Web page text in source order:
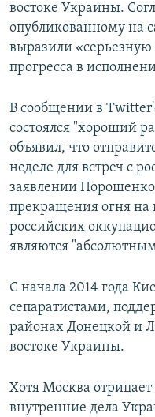
востоке Украины.
опубликованному на
выразили «серьезную
прогресса в
В сообщении в
состоялся "хороший
объявил, что
неделе для встреч с
заявлении Порошенко
прекращения огня на
российских
являются
С начала 2014 года
сепаратистами,
районах Донецкой и
востоке Украины.
Хотя Москва
внутренние дела